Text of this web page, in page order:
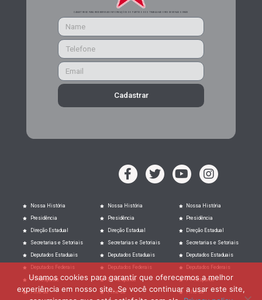
CADASTRE-SE PARA RECEBER MAIS INFORMAÇÕES DO PARTIDO DOS TRABALHADORES DE MINAS GERAIS
Cadastrar
Nossa História
Presidência
Direção Estadual
Secretarias e Setoriais
Deputados Estaduais
Deputados Federais
PT Responde
Filie-se
Nossa História
Presidência
Direção Estadual
Secretarias e Setoriais
Deputados Estaduais
Deputados Federais
PT Responde
Filie-se
Nossa História
Presidência
Direção Estadual
Secretarias e Setoriais
Deputados Estaduais
Deputados Federais
PT Responde
Filie-se
Usamos cookies para garantir que oferecemos a melhor
experiência em nosso site. Se você continuar a usar este site,